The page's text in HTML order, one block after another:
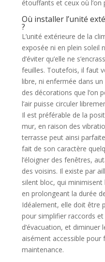
étouffants et ceux où l’on
Où installer l’unité
?
L’unité extérieure de la
exposée ni en plein soleil
d’éviter qu’elle ne
feuilles. Toutefois, il faut
libre, ni enfermée dans
des décorations que l’on
l’air puisse circuler
Il est préférable de la
mur, en raison des
terrasse peut ainsi
fait de son caractère
l’éloigner des fenêtres,
des voisins. Il existe par
silent bloc, qui
en prolongeant la durée
Idéalement, elle doit être
pour simplifier raccords
d’évacuation, et diminuer
aisément accessible pour
maintenance.